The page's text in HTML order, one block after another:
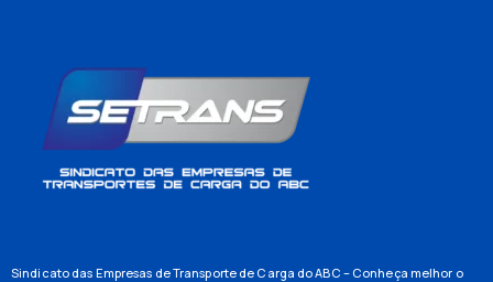
Sindicato das Empresas de Transporte de Carga do ABC – Conheça melhor o